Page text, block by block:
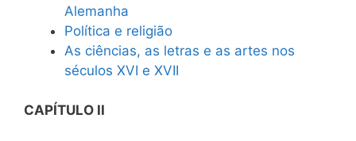
Alemanha
Política e religião
As ciências, as letras e as artes nos
séculos XVI e XVII
CAPÍTULO II